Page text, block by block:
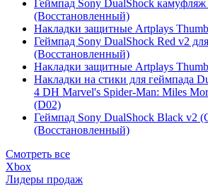
Геймпад Sony DualShock
(Восстановленный)
Накладки защитные Artplays
Геймпад Sony DualShock Red v2
(Восстановленный)
Накладки защитные Artplays
Накладки на стики для геймпада
4 DH Marvel's Spider-Man: Miles
(D02)
Геймпад Sony DualShock Black v2
(Восстановленный)
Смотреть все
Xbox
Лидеры продаж